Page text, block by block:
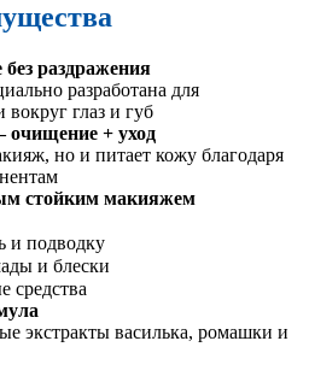
раздражения
разработана для
глаз и губ
очищение + уход
но и питает кожу благодаря
стойким макияжем
и подводку
и блески
средства
экстракты василька, ромашки и